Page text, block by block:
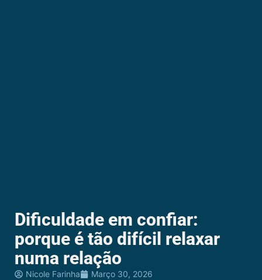
Dificuldade em confiar:
porque é tão difícil relaxar
numa relação
Nicole Farinha Março 30, 2026